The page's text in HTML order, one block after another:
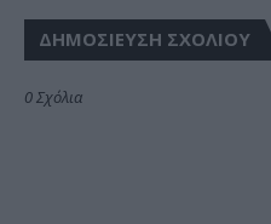
ΔΗΜΟΣΊΕΥΣΗ ΣΧΟΛΊΟΥ
0 Σχόλια